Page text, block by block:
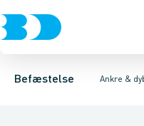
Befæstelse Ankre &
Bolte & sætskruer
Montagesæt Til betonTil
DyblerKipdybler